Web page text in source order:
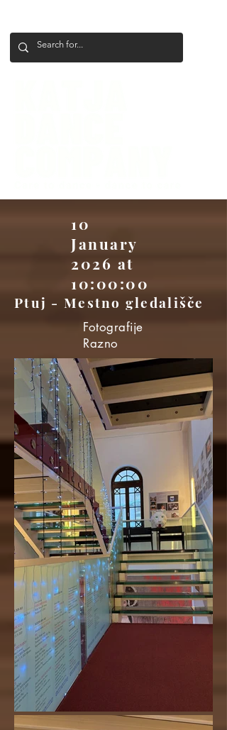
10
January
2026 at
10:00:00
Ptuj - Mestno gledališče
Fotografije
Razno